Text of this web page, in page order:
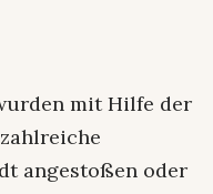
mit Hilfe der
angestoßen oder